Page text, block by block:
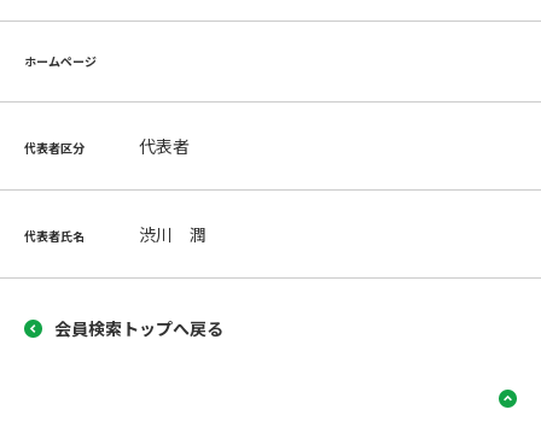
ホームページ
代表者区分 代表者
代表者氏名 渋川 潤
会員検索トップへ戻る